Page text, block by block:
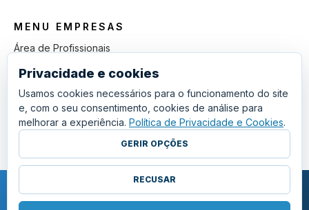
MENU EMPRESAS
Área de Profissionais
Como Funciona
Lista de Pedidos em Aberto
Como Ganhar mais Obras
Perguntas Frequentes
COPYRIGHT © 2011 - 2026 SGSI. TODOS OS DIREITOS RESERVADOS.
Privacidade e cookies
Usamos cookies necessários para o funcionamento do site
e, com o seu consentimento, cookies de análise para
melhorar a experiência. Política de Privacidade e Cookies.
GERIR OPÇÕES
RECUSAR